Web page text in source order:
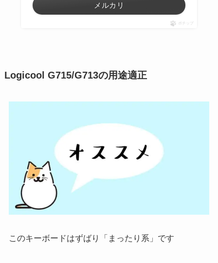
メルカリ
ポチップ
Logicool G715/G713の用途適正
このキーボードはずばり「まったり系」です